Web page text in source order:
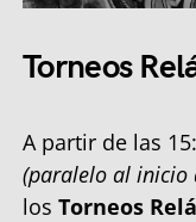
Torneos
A partir de las
(paralelo al inicio
los Torneos